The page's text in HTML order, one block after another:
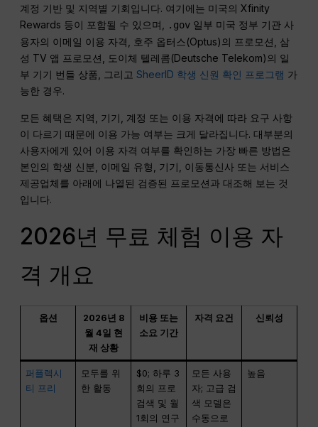
계정 기반 및 지역별 기회입니다. 여기에는 미국의 Xfinity
Rewards 등이 포함될 수 있으며,
.gov 일부 미국 정부 기관 사
용자의 이메일 이용 자격, 호주 옵터스(Optus)의 프로모션, 삼
성 TV 앱 프로모션, 도이체 텔레콤(Deutsche Telekom)의 일
부 기기 번들 상품, 그리고SheerID 학생 신원 확인 프로그램 가
능한 경우.
모든 혜택은 지역, 기기, 계정 또는 이용 자격에 따라 요구 사항
이 다르기 때문에 이용 가능 여부는 크게 달라집니다. 대부분의
사용자에게 있어 이용 자격 여부를 확인하는 가장 빠른 방법은
본인의 학생 신분, 이메일 유형, 기기, 이동통신사 또는 서비스
제공업체를 아래에 나열된 검증된 프로모션과 대조해 보는 것
입니다.
2026년 무료 체험 이용 자
격 개요
옵션
2026년 8
월 4일 현
재 상황
비용 또는
소요 기간
자격 요건 신뢰성
퍼플렉시
티 프리
모두를 위
한 활동
$0; 하루 3
회의 프로
검색 및 월
1회의 연구
모든 사용
자; 고급 검
색 모델은
수동으로
높음